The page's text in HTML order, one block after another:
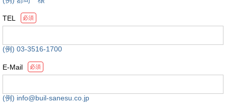
TEL 必須
(例) 03-3516-1700
E-Mail 必須
(例) info@buil-sanesu.co.jp